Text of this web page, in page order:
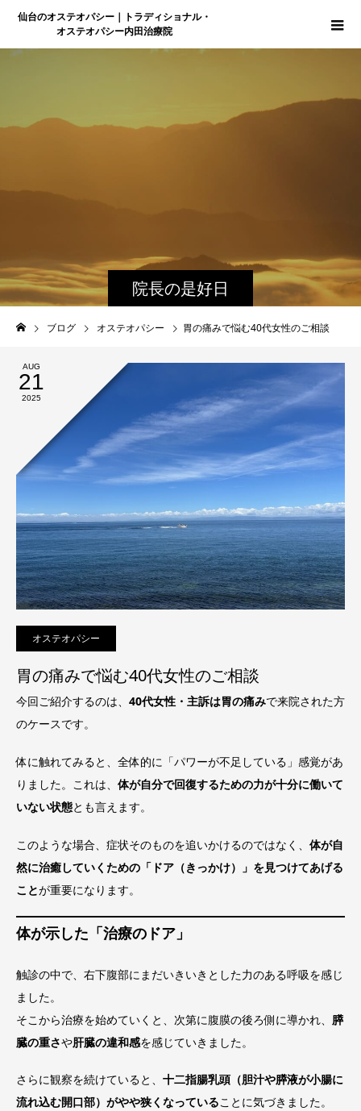
仙台のオステオパシー｜トラディショナル・
オステオパシー内田治療院
院長の是好日
ブログ オステオパシー 胃の痛みで悩む40代女性のご相談
AUG
21
2025
オステオパシー
胃の痛みで悩む40代女性のご相談
今回ご紹介するのは、 40代女性・主訴は胃の痛みで来院された方
のケースです。
体に触れてみると、全体的に「パワーが不足している」感覚があ
りました。これは、 体が自分で回復するための力が十分に働いて
いない状態とも言えます。
このような場合、症状そのものを追いかけるのではなく、 体が自
然に治癒していくための「ドア（きっかけ）」を見つけてあげる
ことが重要になります。
体が示した「治療のドア」
触診の中で、右下腹部にまだいきいきとした力のある呼吸を感じ
ました。
そこから治療を始めていくと、次第に腹膜の後ろ側に導かれ、 膵
臓の重さや肝臓の違和感を感じていきました。
さらに観察を続けていると、 十二指腸乳頭（胆汁や膵液が小腸に
流れ込む開口部）がやや狭くなっていることに気づきました。